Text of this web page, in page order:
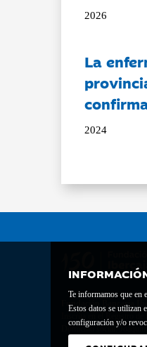
Te informamos que en
Estos datos se utilizan
configuración y/o
2026
La
2024
Fundación Bancaria
Inscrita en el Registro
Domicilio social: